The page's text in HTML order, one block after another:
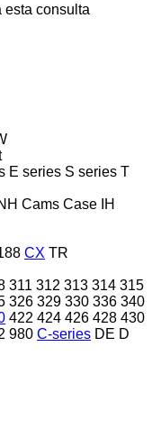
esta consulta
E series S series T
Cams Case IH
CX TR
311 312 313 314 315
326 329 330 336 340
422 424 426 428 430
980 C-series DE D